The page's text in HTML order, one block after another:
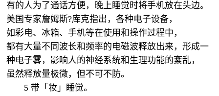
有的人为了通话方便，晚上睡觉时将手机放在头边。
美国专家詹姆斯?库克指出，各种电子设备，
如彩电、冰箱、手机等在使用和操作过程中，
都有大量不同波长和频率的电磁波释放出来，形成一
种电子雾，影响人的神经系统和生理功能的紊乱，
虽然释放量极微，但不可不防。
5 带「妆」睡觉。